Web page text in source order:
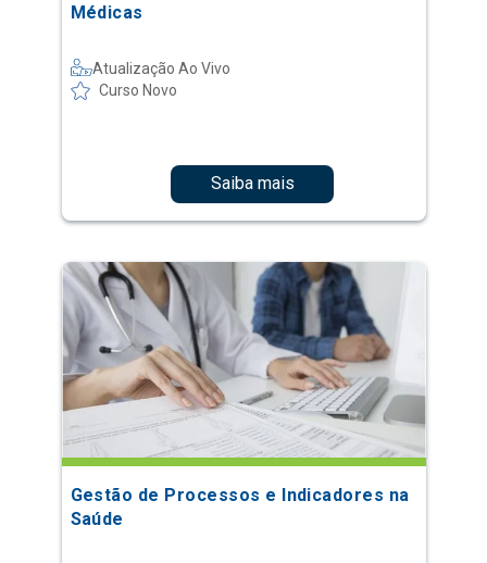
Médicas
Atualização Ao Vivo
Curso Novo
Saiba mais
Gestão de Processos e Indicadores na
Saúde